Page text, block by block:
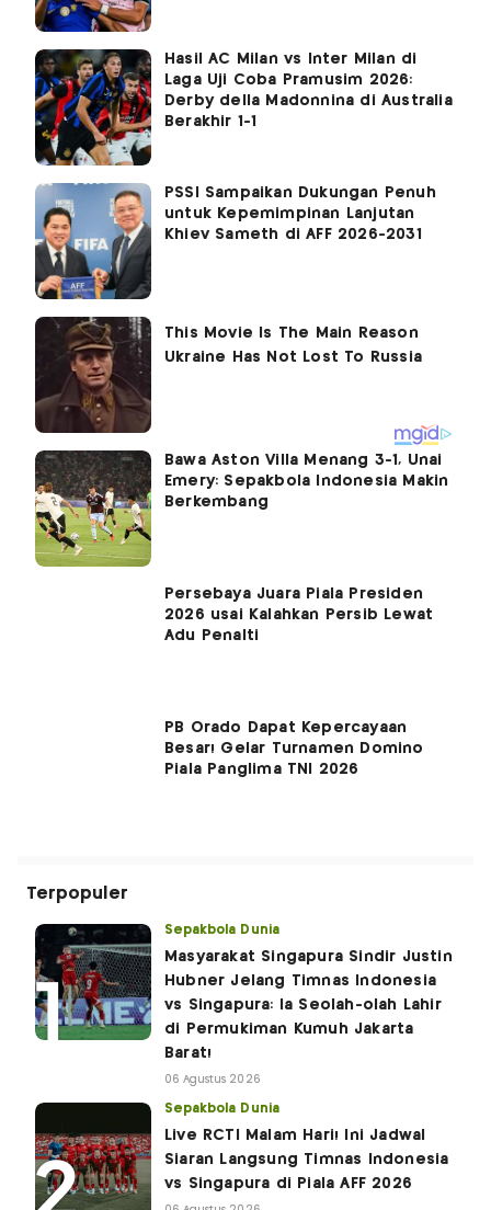
Hasil AC Milan vs Inter Milan di
Laga Uji Coba Pramusim 2026:
Derby della Madonnina di Australia
Berakhir 1-1
PSSI Sampaikan Dukungan Penuh
untuk Kepemimpinan Lanjutan
Khiev Sameth di AFF 2026-2031
Bawa Aston Villa Menang 3-1, Unai
Emery: Sepakbola Indonesia Makin
Berkembang
Persebaya Juara Piala Presiden
2026 usai Kalahkan Persib Lewat
Adu Penalti
PB Orado Dapat Kepercayaan
Besar! Gelar Turnamen Domino
Piala Panglima TNI 2026
Terpopuler
Sepakbola Dunia
Masyarakat Singapura Sindir Justin
Hubner Jelang Timnas Indonesia
vs Singapura: Ia Seolah-olah Lahir
di Permukiman Kumuh Jakarta
Barat!
06 Agustus 2026
Sepakbola Dunia
Live RCTI Malam Hari! Ini Jadwal
Siaran Langsung Timnas Indonesia
vs Singapura di Piala AFF 2026